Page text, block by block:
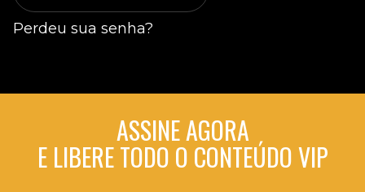
Perdeu sua senha?
ASSINE AGORA
E LIBERE TODO O CONTEÚDO VIP